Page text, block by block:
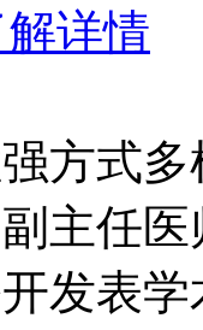
解详情
方式多
主任
发表